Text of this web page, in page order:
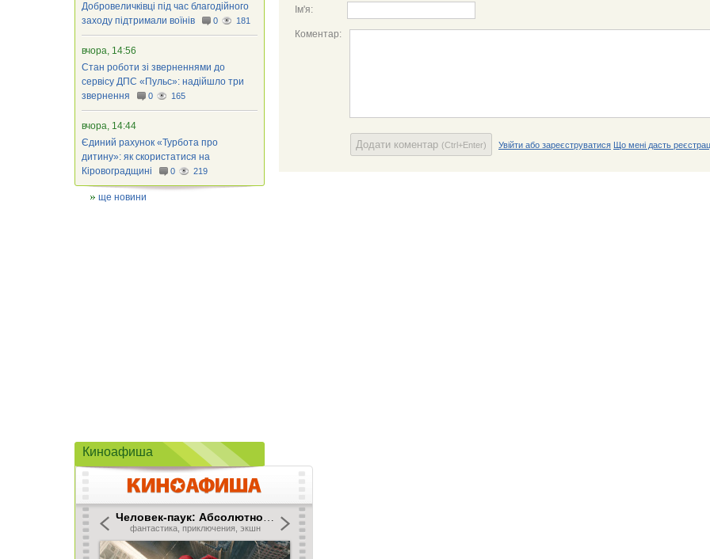
Ім'я:
Коментар:
Додати коментар (Ctrl+Enter) Увійти або зареєструватися Що мені дасть
Добровеличківці під час благодійного
заходу підтримали воїнів
0 181
вчора, 14:56
Стан роботи зі зверненнями до
сервісу ДПС «Пульс»: надійшло три
звернення
0 165
вчора, 14:44
Єдиний рахунок «Турбота про
дитину»: як скористатися на
Кіровоградщині
0 219
ще новини
Киноафиша